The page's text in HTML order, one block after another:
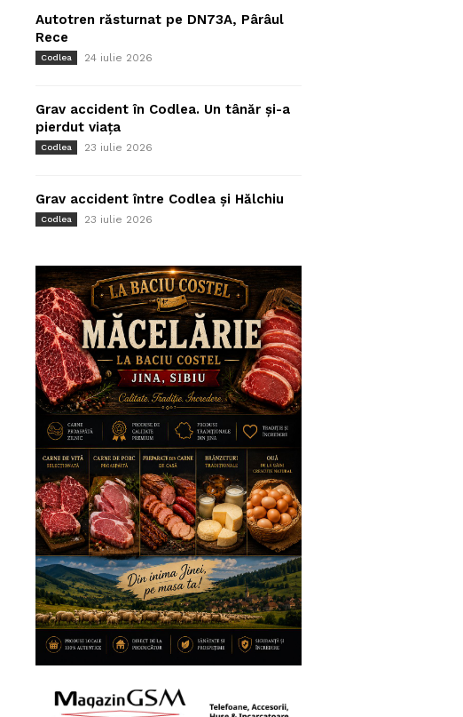
Autotren răsturnat pe DN73A, Pârâul
Rece
Codlea 24 iulie 2026
Grav accident în Codlea. Un tânăr și-a
pierdut viața
Codlea 23 iulie 2026
Grav accident între Codlea și Hălchiu
Codlea 23 iulie 2026